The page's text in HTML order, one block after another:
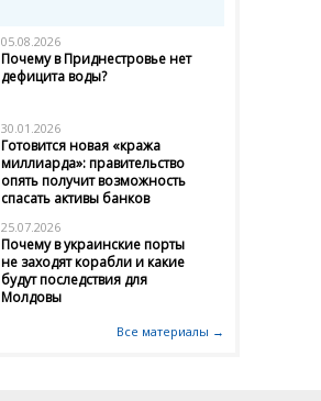
05.08.2026
Почему в Приднестровье нет
дефицита воды?
30.01.2026
Готовится новая «кража
миллиарда»: правительство
опять получит возможность
спасать активы банков
25.07.2026
Почему в украинские порты
не заходят корабли и какие
будут последствия для
Молдовы
Все материалы →